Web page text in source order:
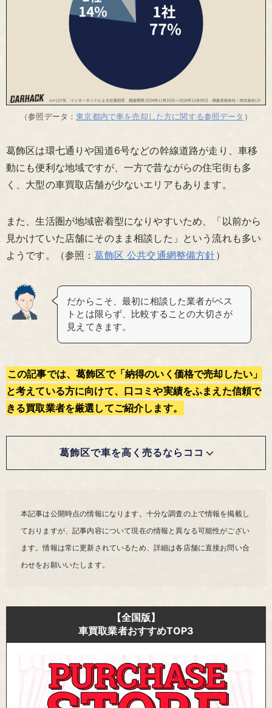
（参照データ：東京都内で車を売却した方に関する参照データ ）
葛飾区は環七通りや国道6号などの幹線道路が走り、車移
動にも便利な地域ですが、一方で昔ながらの住宅街も多
く、大型の車買取店舗が少ないエリアもあります。
また、生活圏が地域密着型になりやすいため、「以前から
見かけていた店舗にそのまま相談した」という流れも多い
ようです。（参照：葛飾区 公共交通網整備方針）
だからこそ、最初に相談した業者がベス
トとは限らず、比較することの大切さが
見えてきます。
この記事では、葛飾区で「納得のいく価格で売却したい」
と考えている方に向けて、口コミや実績をふまえた信頼で
きる買取業者を厳選してご紹介します。
葛飾区で車を高く売るならココ
本記事は公開時点の情報になります。十分な調査の上で情報を掲載し
ておりますが、記事内容について現在の情報と異なる可能性がござい
ます。情報は常に更新されているため、詳細は各店舗に直接お問い合
わせをお願いいたします。
【全国版】
車買取業者おすすめTOP3